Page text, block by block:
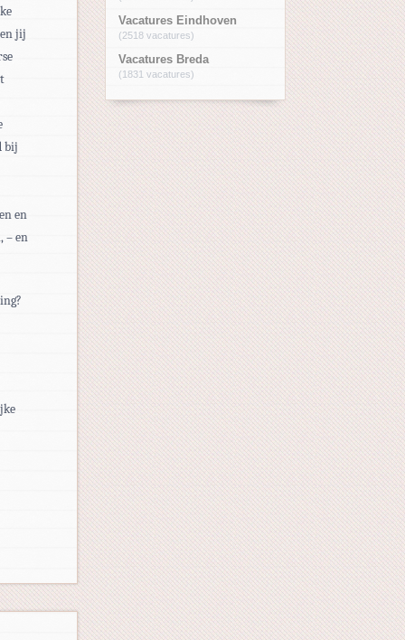
jij
bij
en
– en
Vacatures Eindhoven
(2518 vacatures)
Vacatures Breda
(1831 vacatures)